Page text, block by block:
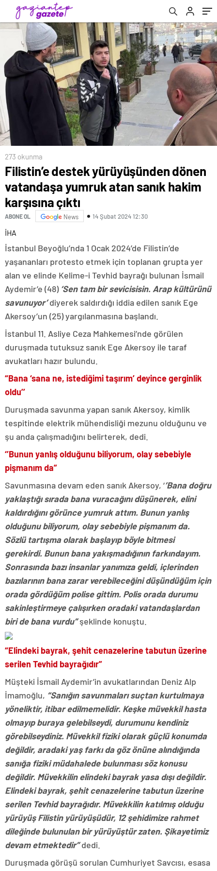
karşısına çıktı
273 okunma
Filistin’e destek yürüyüşünden dönen
vatandaşa yumruk atan sanık hakim
karşısına çıktı
ABONE OL News 14 Şubat 2024 12:30
İHA
İstanbul Beyoğlu’nda 1 Ocak 2024’de Filistin’de
yaşananları protesto etmek için toplanan grupta yer
alan ve elinde Kelime-i Tevhid bayrağı bulunan İsmail
Aydemir’e (48) ‘Sen tam bir sevicisisin. Arap kültürünü
savunuyor’diyerek saldırdığı iddia edilen sanık Ege
Akersoy’un (25) yargılanmasına başlandı.
İstanbul 11. Asliye Ceza Mahkemesi’nde görülen
duruşmada tutuksuz sanık Ege Akersoy ile taraf
avukatları hazır bulundu.
“Bana ‘sana ne, istediğimi taşırım’ deyince gerginlik
oldu’’
Duruşmada savunma yapan sanık Akersoy, kimlik
tespitinde elektrik mühendisliği mezunu olduğunu ve
şu anda çalışmadığını belirterek, dedi.
‘’Bunun yanlış olduğunu biliyorum, olay sebebiyle
pişmanım da”
Savunmasına devam eden sanık Akersoy, ‘’Bana doğru
yaklaştığı sırada bana vuracağını düşünerek, elini
kaldırdığını görünce yumruk attım. Bunun yanlış
olduğunu biliyorum, olay sebebiyle pişmanım da.
Sözlü tartışma olarak başlayıp böyle bitmesi
gerekirdi. Bunun bana yakışmadığının farkındayım.
Sonrasında bazı insanlar yanımıza geldi, içlerinden
bazılarının bana zarar verebileceğini düşündüğüm için
orada gördüğüm polise gittim. Polis orada durumu
sakinleştirmeye çalışırken oradaki vatandaşlardan
biri de bana vurdu”şeklinde konuştu.
“Elindeki bayrak, şehit cenazelerine tabutun üzerine
serilen Tevhid bayrağıdır”
Müşteki İsmail Aydemir’in avukatlarından Deniz Alp
İmamoğlu, “Sanığın savunmaları suçtan kurtulmaya
yöneliktir, itibar edilmemelidir. Keşke müvekkil hasta
olmayıp buraya gelebilseydi, durumunu kendiniz
görebilseydiniz. Müvekkil fiziki olarak güçlü konumda
değildir, aradaki yaş farkı da göz önüne alındığında
sanığa fiziki müdahalede bulunması söz konusu
değildir. Müvekkilin elindeki bayrak yasa dışı değildir.
Elindeki bayrak, şehit cenazelerine tabutun üzerine
serilen Tevhid bayrağıdır. Müvekkilin katılmış olduğu
yürüyüş Filistin yürüyüşüdür, 12 şehidimize rahmet
dileğinde bulunulan bir yürüyüştür zaten. Şikayetimiz
devam etmektedir”dedi.
Duruşmada görüşü sorulan Cumhuriyet Savcısı, esasa